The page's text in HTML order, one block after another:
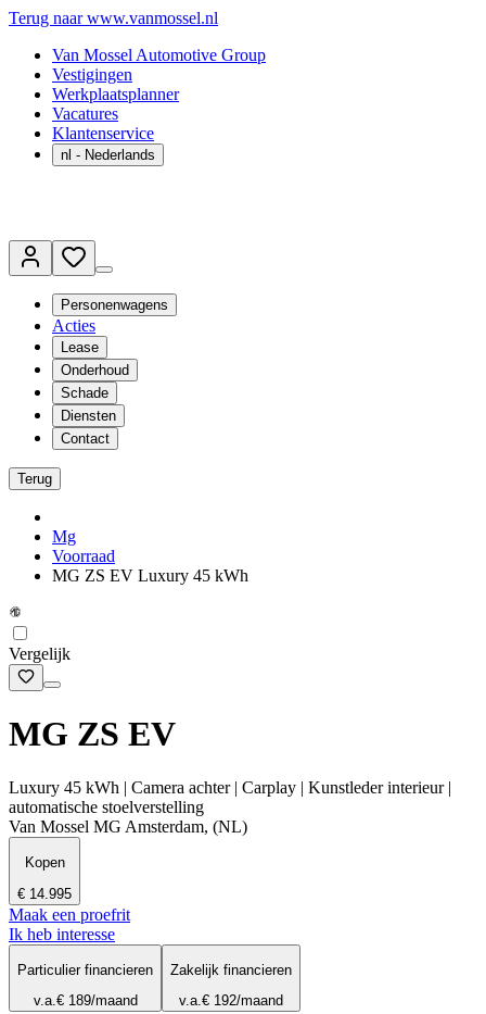
Terug naar www.vanmossel.nl
Van Mossel Automotive Group
Vestigingen
Werkplaatsplanner
Vacatures
Klantenservice
nl - Nederlands
Personenwagens
Acties
Lease
Onderhoud
Schade
Diensten
Contact
Terug
Mg
Voorraad
MG ZS EV Luxury 45 kWh
Vergelijk
MG ZS EV
Luxury 45 kWh | Camera achter | Carplay | Kunstleder interieur |
automatische stoelverstelling
Van Mossel MG Amsterdam, (NL)
Kopen
€ 14.995
Maak een proefrit
Ik heb interesse
Particulier financieren
v.a.€ 189/maand
Zakelijk financieren
v.a.€ 192/maand